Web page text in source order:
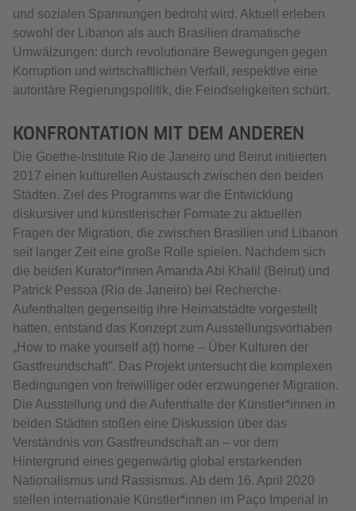
und sozialen Spannungen bedroht wird. Aktuell erleben
sowohl der Libanon als auch Brasilien dramatische
Umwälzungen: durch revolutionäre Bewegungen gegen
Korruption und wirtschaftlichen Verfall, respektive eine
autoritäre Regierungspolitik, die Feindseligkeiten schürt.
KONFRONTATION MIT DEM ANDEREN
Die Goethe-Institute Rio de Janeiro und Beirut initiierten
2017 einen kulturellen Austausch zwischen den beiden
Städten. Ziel des Programms war die Entwicklung
diskursiver und künstlerischer Formate zu aktuellen
Fragen der Migration, die zwischen Brasilien und Libanon
seit langer Zeit eine große Rolle spielen. Nachdem sich
die beiden Kurator*innen Amanda Abi Khalil (Beirut) und
Patrick Pessoa (Rio de Janeiro) bei Recherche-
Aufenthalten gegenseitig ihre Heimatstädte vorgestellt
hatten, entstand das Konzept zum Ausstellungsvorhaben
„How to make yourself a(t) home – Über Kulturen der
Gastfreundschaft”. Das Projekt untersucht die komplexen
Bedingungen von freiwilliger oder erzwungener Migration.
Die Ausstellung und die Aufenthalte der Künstler*innen in
beiden Städten stoßen eine Diskussion über das
Verständnis von Gastfreundschaft an – vor dem
Hintergrund eines gegenwärtig global erstarkenden
Nationalismus und Rassismus. Ab dem 16. April 2020
stellen internationale Künstler*innen im Paço Imperial in